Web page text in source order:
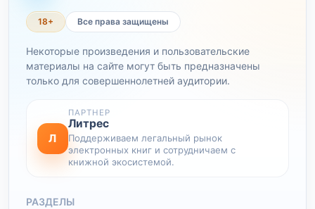
18+ Все права защищены
Некоторые произведения и пользовательские
материалы на сайте могут быть предназначены
только для совершеннолетней аудитории.
Л
ПАРТНЕР
Литрес
Поддерживаем легальный рынок
электронных книг и сотрудничаем с
книжной экосистемой.
РАЗДЕЛЫ